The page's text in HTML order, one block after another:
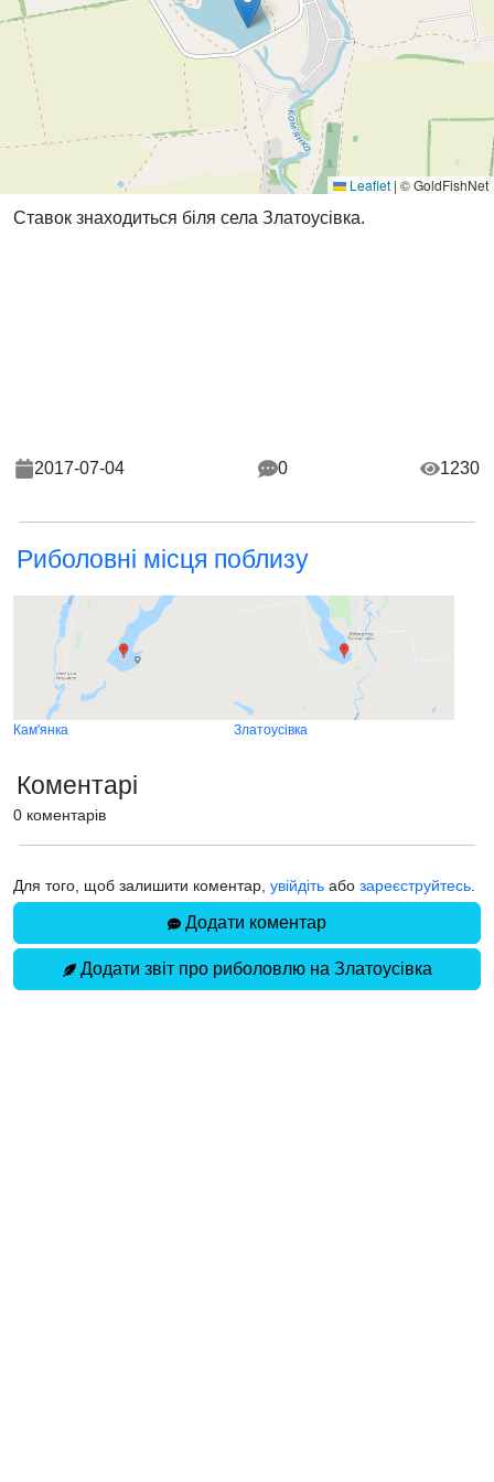
Leaflet | © GoldFishNet
Ставок знаходиться біля села Златоусівка.
2017-07-04 0 1230
Риболовні місця поблизу
Кам'янка Златоусівка
Коментарі
0 коментарів
Для того, щоб залишити коментар, увійдіть або зареєструйтесь
Додати коментар
Додати звіт про риболовлю на Златоусівка